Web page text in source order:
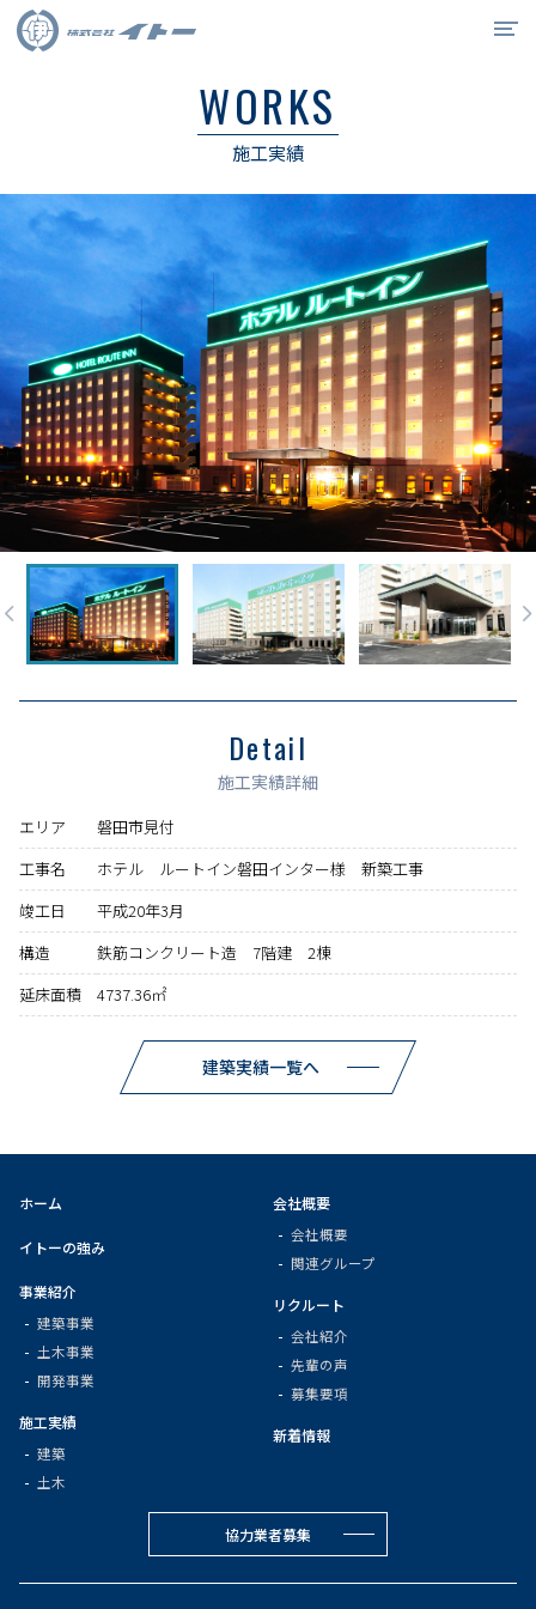
施工実績
会社概要
リクルート
0538-34-6715
お問合せ
WORKS
施工実績
Detail
施工実績詳細
エリア
磐田市見付
工事名
ホテル ルートイン磐田インター様 新築工事
竣工日
平成20年3月
構造
鉄筋コンクリート造 7階建 2棟
延床面積
4737.36㎡
建築実績一覧へ
ホーム
イトーの強み
事業紹介
建築事業
土木事業
開発事業
施工実績
建築
土木
会社概要
会社概要
関連グループ
リクルート
会社紹介
先輩の声
募集要項
新着情報
協力業者募集